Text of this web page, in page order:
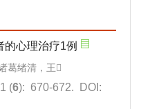
): 670-672. DOI: